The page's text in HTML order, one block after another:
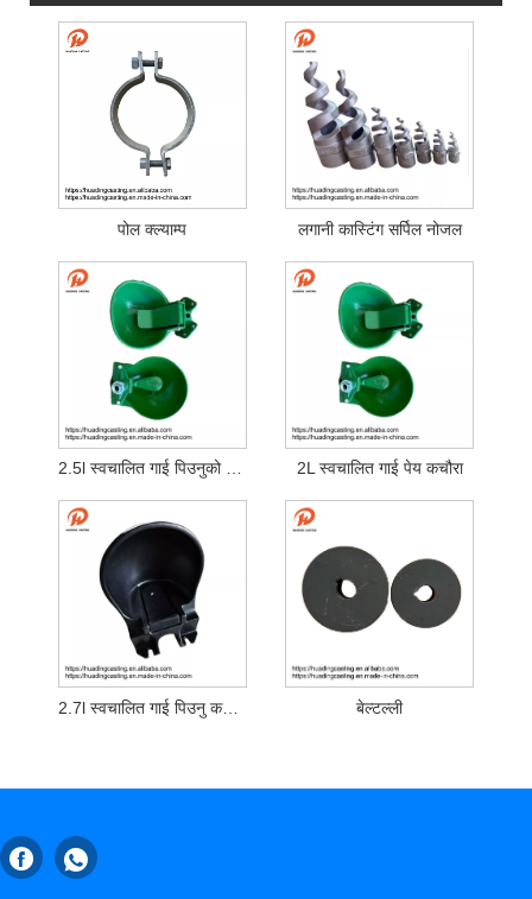
पोल क्ल्याम्प लगानी कास्टिंग सर्पिल नोजल
2.5l स्वचालित गाई पिउनुको कचौरा 2L स्वचालित गाई पेय कचौरा
2.7l स्वचालित गाई पिउनु कचौरा बेल्टल्ली